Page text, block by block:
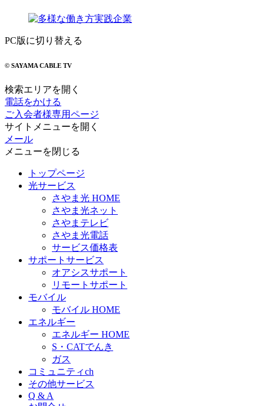
PC版に切り替える
© SAYAMA CABLE TV
検索エリアを開く
電話をかける
ご入会者様専用ページ
サイトメニューを開く
メール
メニューを閉じる
トップページ
光サービス
さやま光 HOME
さやま光ネット
さやまテレビ
さやま光電話
サービス価格表
サポートサービス
オアシスサポート
リモートサポート
モバイル
モバイル HOME
エネルギー
エネルギー HOME
S・CATでんき
ガス
コミュニティch
その他サービス
Q & A